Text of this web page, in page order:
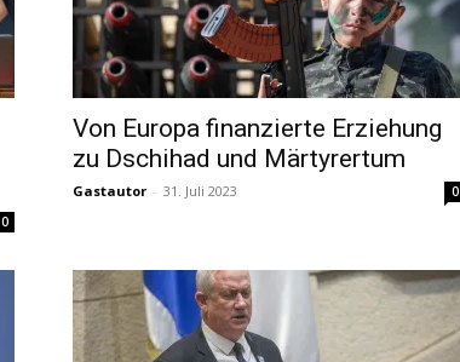
0
Von Europa finanzierte Erziehung
zu Dschihad und Märtyrertum
Gastautor - 31. Juli 2023 0